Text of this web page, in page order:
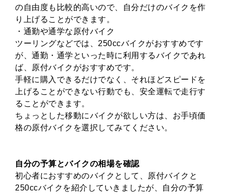
の自由度も比較的高いので、自分だけのバイクを作
り上げることができます。
・通勤や通学な原付バイク
ツーリングなどでは、250ccバイクがおすすめです
が、通勤・通学といった時に利用するバイクであれ
ば、原付バイクがおすすめです。
手軽に購入できるだけでなく、それほどスピードを
上げることができない行動でも、安全運転で走行す
ることができます。
ちょっとした移動にバイクが欲しい方は、お手頃価
格の原付バイクを選択してみてください。
自分の予算とバイクの相場を確認
初心者におすすめのバイクとして、原付バイクと
250ccバイクを紹介していきましたが、自分の予算